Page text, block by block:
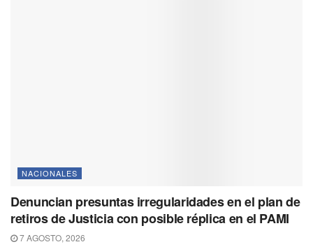
NACIONALES
Denuncian presuntas irregularidades en el plan de
retiros de Justicia con posible réplica en el PAMI
7 AGOSTO, 2026